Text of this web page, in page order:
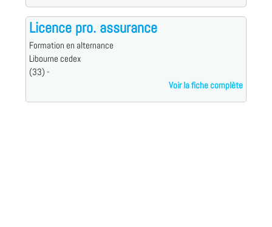
Licence pro. assurance
Formation en alternance
Libourne cedex
(33) -
Voir la fiche complète